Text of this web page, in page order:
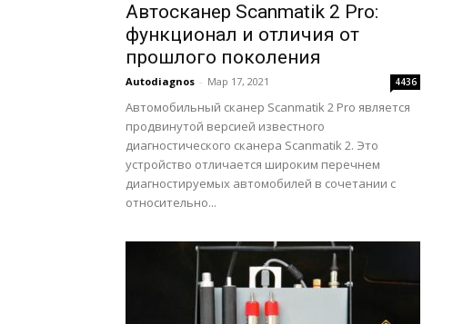
Автосканер Scanmatik 2 Pro:
функционал и отличия от
прошлого поколения
Autodiagnos - Мар 17, 2021 4436
Автомобильный сканер Scanmatik 2 Pro является
продвинутой версией известного
диагностического сканера Scanmatik 2. Это
устройство отличается широким перечнем
диагностируемых автомобилей в сочетании с
относительно...